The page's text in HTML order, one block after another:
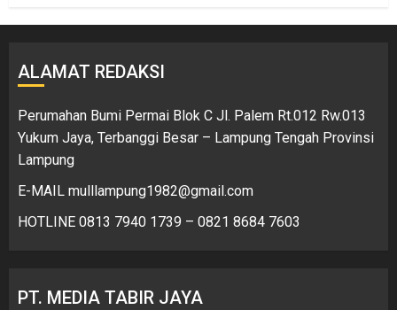
ALAMAT REDAKSI
Perumahan Bumi Permai Blok C Jl. Palem Rt.012 Rw.013
Yukum Jaya, Terbanggi Besar – Lampung Tengah Provinsi
Lampung
E-MAIL mulllampung1982@gmail.com
HOTLINE 0813 7940 1739 – 0821 8684 7603
PT. MEDIA TABIR JAYA